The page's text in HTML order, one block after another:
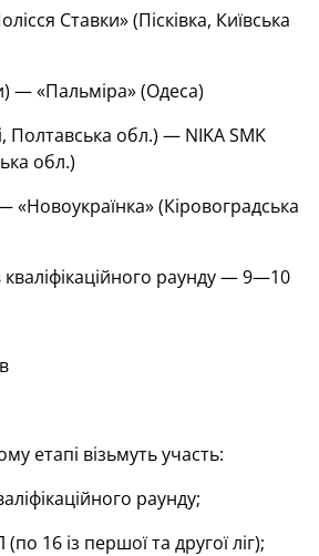
Ставки» (Пісківка, Київська
— «Пальміра» (Одеса)
Полтавська обл.) — NIKA SMK
обл.)
«Новоукраїнка» (Кіровоградська
кваліфікаційного раунду — 9—10
етапі візьмуть участь:
раунду;
16 із першої та другої ліг);